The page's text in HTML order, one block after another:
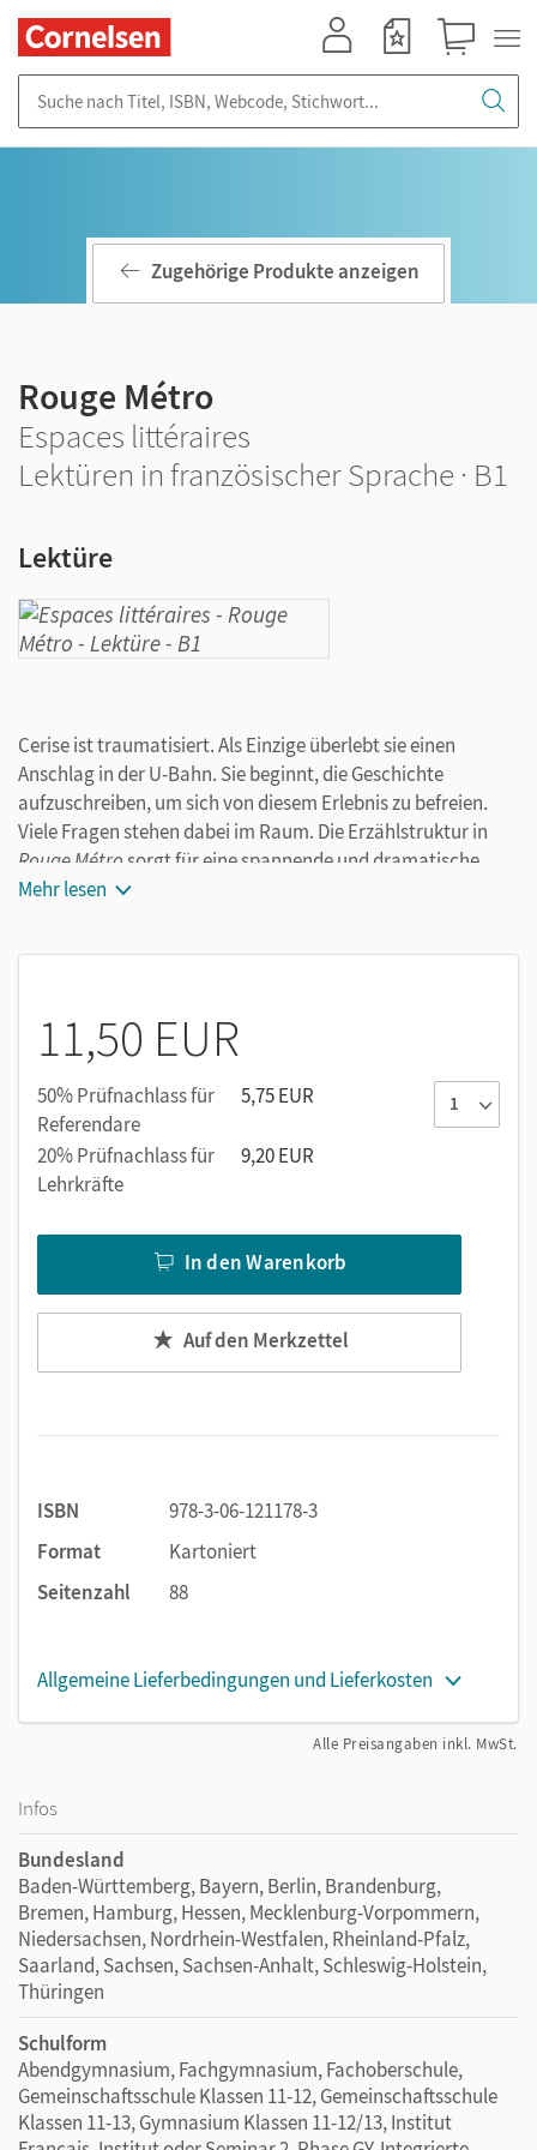
Zugehörige Produkte anzeigen
Rouge Métro
Espaces littéraires
Lektüren in französischer Sprache · B1
Lektüre
Cerise ist traumatisiert. Als Einzige überlebt sie einen
Anschlag in der U-Bahn. Sie beginnt, die Geschichte
aufzuschreiben, um sich von diesem Erlebnis zu befreien.
Viele Fragen stehen dabei im Raum. Die Erzählstruktur in
Rouge Métro sorgt für eine spannende und dramatische
Lektüre.
Aufgaben, die gezielt auf das Abitur vorbereiten. Im Anhang
finden Sie weitere Materialien zur Vertiefung oder
Ergänzung der Themen.
Passend zu den Zentralabiturthemen:
L'individu dans la société
Für Lehrkräfte ist eine passende Handreichung für den
Unterricht erhältlich.
Mehr lesen
11,50 EUR
50% Prüfnachlass für
Referendare
5,75 EUR
20% Prüfnachlass für
Lehrkräfte
9,20 EUR
In den Warenkorb
Auf den Merkzettel
ISBN
978-3-06-121178-3
Format
Kartoniert
Seitenzahl
88
Allgemeine Lieferbedingungen und Lieferkosten
Alle Preisangaben inkl. MwSt.
Infos
Bundesland
Baden-Württemberg, Bayern, Berlin, Brandenburg,
Bremen, Hamburg, Hessen, Mecklenburg-Vorpommern,
Niedersachsen, Nordrhein-Westfalen, Rheinland-Pfalz,
Saarland, Sachsen, Sachsen-Anhalt, Schleswig-Holstein,
Thüringen
Schulform
Abendgymnasium, Fachgymnasium, Fachoberschule,
Gemeinschaftsschule Klassen 11-12, Gemeinschaftsschule
Klassen 11-13, Gymnasium Klassen 11-12/13, Institut